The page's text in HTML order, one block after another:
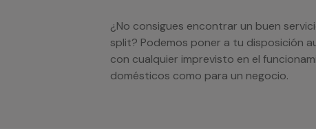
¿No consigues encontrar un buen
split? Podemos poner a tu disposición
con cualquier imprevisto en el
domésticos como para un negocio.